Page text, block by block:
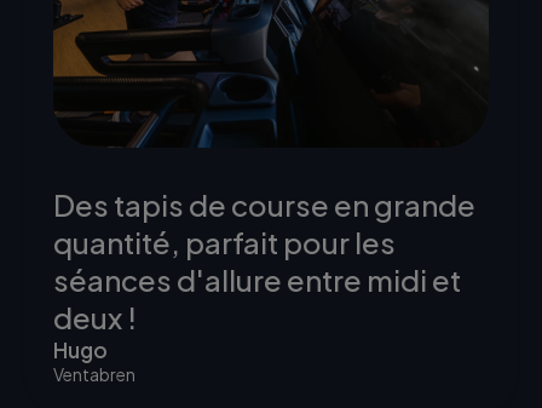
Des tapis de course en grande
quantité, parfait pour les
séances d'allure entre midi et
deux !
Hugo
Ventabren